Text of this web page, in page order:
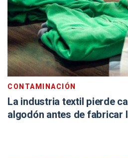
CONTAMINACIÓN
La industria textil pierde
algodón antes de fabricar